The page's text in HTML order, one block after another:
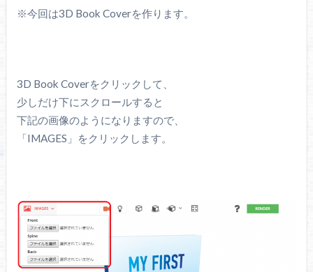
※今回は3D Book Coverを作ります。
3D Book Coverをクリックして、
少しだけ下にスクロールすると
下記の画像のようになりますので、
「IMAGES」をクリックします。